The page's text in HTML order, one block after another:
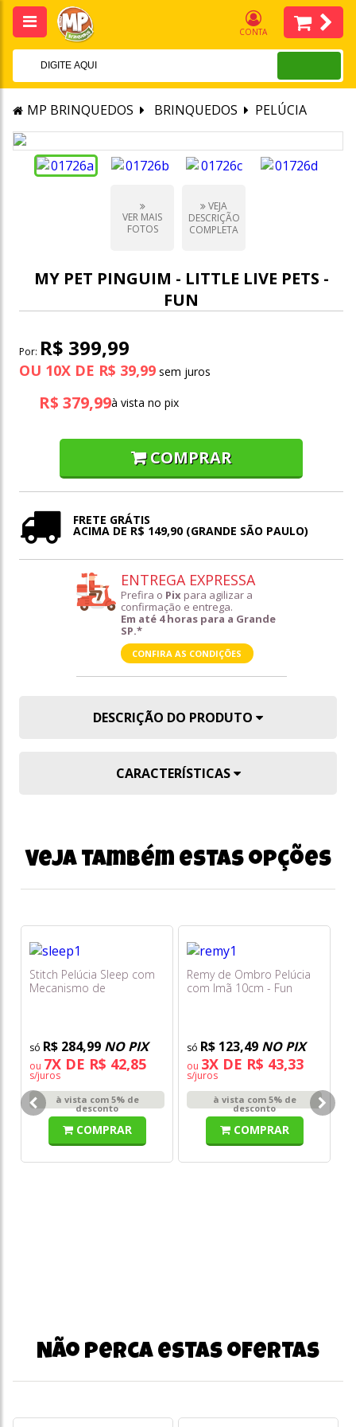
CONTA
MP BRINQUEDOS BRINQUEDOS PELÚCIA
VER MAIS
FOTOS
VEJA
DESCRIÇÃO
COMPLETA
MY PET PINGUIM - LITTLE LIVE PETS -
FUN
Por: R$ 399,99
OU 10X DE R$ 39,99
R$ 379,99à vista no pix
COMPRAR
FRETE GRÁTIS
ACIMA DE R$ 149,90 (GRANDE SÃO PAULO)
ENTREGA EXPRESSA
Prefira o Pix para agilizar a
confirmação e entrega.
Em até 4 horas para a Grande
SP.*
CONFIRA AS CONDIÇÕES
DESCRIÇÃO DO PRODUTO
CARACTERÍSTICAS
Veja também estas opções
Stitch Pelúcia Sleep com
Mecanismo de
R$ 284,99 NO PIX
ou 7X DE R$ 42,85
s/juros
à vista com 5% de
desconto
COMPRAR
Remy de Ombro Pelúcia
com Imã 10cm - Fun
R$ 123,49 NO PIX
ou 3X DE R$ 43,33
s/juros
à vista com 5% de
desconto
COMPRAR
Não perca estas ofertas